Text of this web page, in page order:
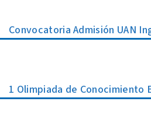
Convocatoria Admisión UAN
1 Olimpiada de Conocimiento